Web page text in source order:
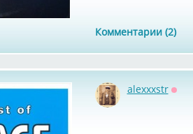
Комментарии (2)
alexxxstr